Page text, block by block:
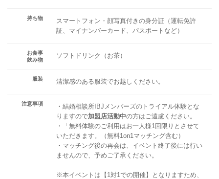
持ち物
スマートフォン・顔写真付きの身分証（運転免許
証、マイナンバーカード、パスポートなど）
お食事
飲み物
ソフトドリンク（お茶）
服装 清潔感のある服装でお越しください。
注意事項
・結婚相談所IBJメンバーズのトライアル体験とな
りますので加盟店活動中の方はご遠慮ください。
・「無料体験のご利用はお一人様1回限りとさせて
いただきます。（無料1on1マッチング含む）
・マッチング後の再会は、イベント終了後には行い
ませんので、予めご了承ください。
※本イベントは【1対1での開催】となりますため、